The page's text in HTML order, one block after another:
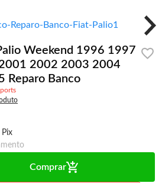
Weekend 1996 1997
2002 2003 2004
Reparo Banco
Comprar